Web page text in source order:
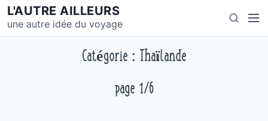
i
L'AUTRE AILLEURS
une autre idée du voyage
S
e
M
Catégorie : Thaïlande
page 1/6